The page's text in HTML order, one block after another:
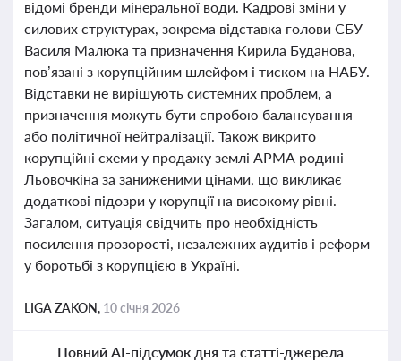
відомі бренди мінеральної води. Кадрові зміни у
силових структурах, зокрема відставка голови СБУ
Василя Малюка та призначення Кирила Буданова,
пов’язані з корупційним шлейфом і тиском на НАБУ.
Відставки не вирішують системних проблем, а
призначення можуть бути спробою балансування
або політичної нейтралізації. Також викрито
корупційні схеми у продажу землі АРМА родині
Льовочкіна за заниженими цінами, що викликає
додаткові підозри у корупції на високому рівні.
Загалом, ситуація свідчить про необхідність
посилення прозорості, незалежних аудитів і реформ
у боротьбі з корупцією в Україні.
LIGA ZAKON, 10 січня 2026
Повний AI-підсумок дня та статті-джерела